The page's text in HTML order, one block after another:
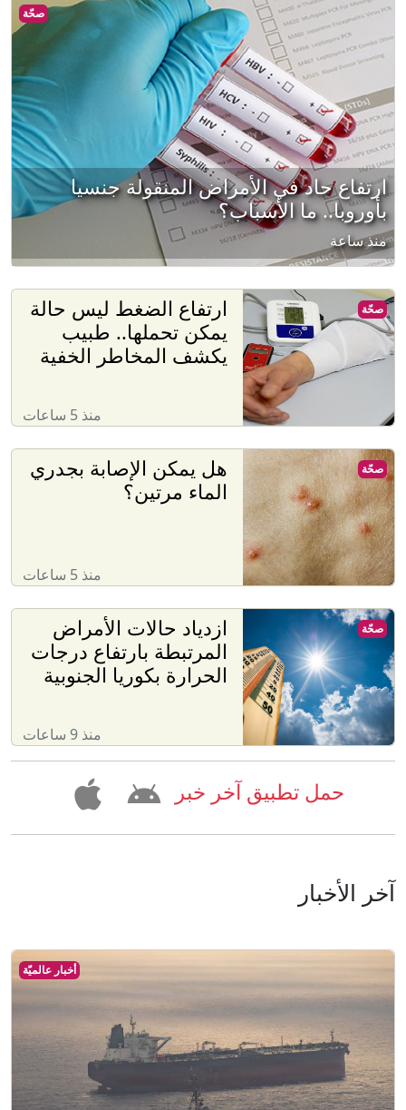
صحّة
ارتفاع حاد في الأمراض المنقولة جنسيا
بأوروبا.. ما الأسباب؟
منذ ساعة
ارتفاع الضغط ليس حالة
يمكن تحملها.. طبيب
يكشف المخاطر الخفية
منذ 5 ساعات
صحّة
هل يمكن الإصابة بجدري
الماء مرتين؟
منذ 5 ساعات
صحّة
ازدياد حالات الأمراض
المرتبطة بارتفاع درجات
الحرارة بكوريا الجنوبية
منذ 9 ساعات
صحّة
حمل تطبيق آخر خبر
آخر الأخبار
أخبار عالميّة